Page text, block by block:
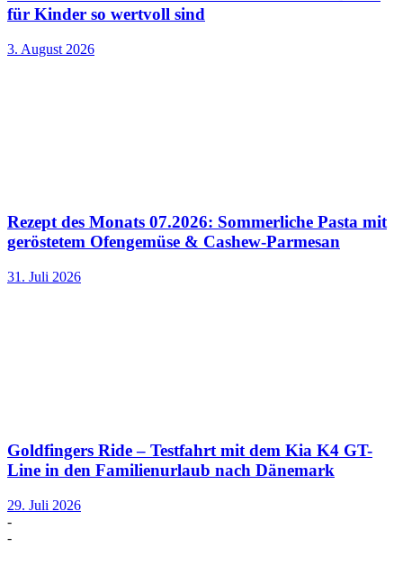
für Kinder so wertvoll sind
3. August 2026
Rezept des Monats 07.2026: Sommerliche Pasta mit
geröstetem Ofengemüse & Cashew-Parmesan
31. Juli 2026
Goldfingers Ride – Testfahrt mit dem Kia K4 GT-
Line in den Familienurlaub nach Dänemark
29. Juli 2026
-
-